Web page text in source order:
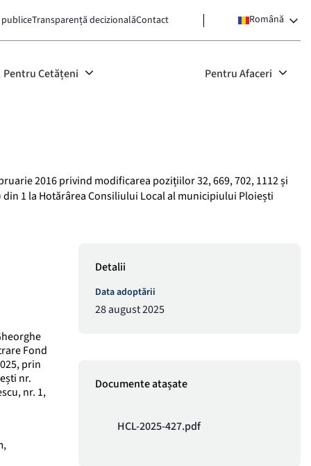
Transparență decizionalăContact Română
Pentru Cetățeni Pentru Afaceri
2016 privind modificarea pozițiilor 32, 669, 702, 1112 și
din 1 la Hotărârea Consiliului Local al municipiului Ploiești
Fond
prin
nr.
nr. 1,
Detalii
Data adoptării
28 august 2025
Documente atașate
HCL-2025-427.pdf